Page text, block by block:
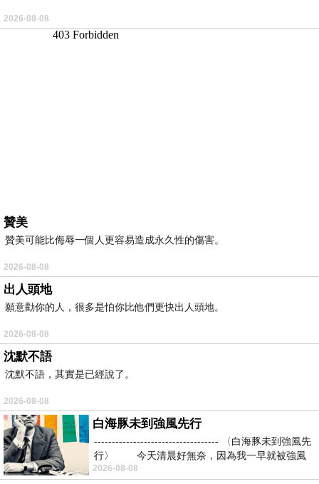
2026-08-08
贊美
贊美可能比侮辱一個人更容易造成永久性的傷害。
2026-08-08
出人頭地
願意勸你的人，很多是怕你比他們更快出人頭地。
2026-08-08
沈默不語
沈默不語，其實是已經說了。
2026-08-08
白海豚未到強風先行
----------------------------------- 〈白海豚未到強風先
行〉 今天清晨好無奈，因為我一早就被強風
2026-08-08